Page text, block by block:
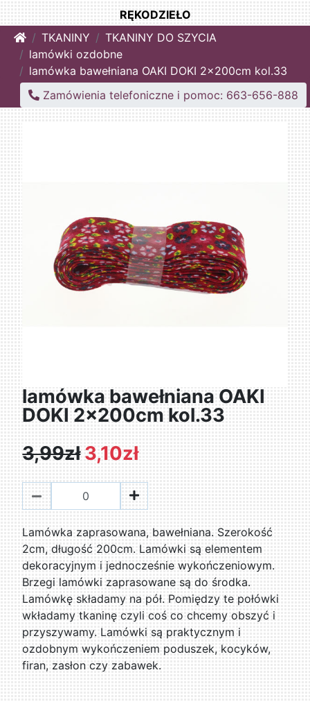
RĘKODZIEŁO
HomeTKANINY
TKANINY DO SZYCIA
lamówki ozdobne
lamówka bawełniana OAKI DOKI 2x200cm kol.33
Zamówienia telefoniczne i pomoc: 663-656-888
lamówka bawełniana OAKI
DOKI 2x200cm kol.33
3,99zł 3,10zł
Lamówka zaprasowana, bawełniana. Szerokość
2cm, długość 200cm. Lamówki są elementem
dekoracyjnym i jednocześnie wykończeniowym.
Brzegi lamówki zaprasowane są do środka.
Lamówkę składamy na pół. Pomiędzy te połówki
wkładamy tkaninę czyli coś co chcemy obszyć i
przyszywamy. Lamówki są praktycznym i
ozdobnym wykończeniem poduszek, kocyków,
firan, zasłon czy zabawek.